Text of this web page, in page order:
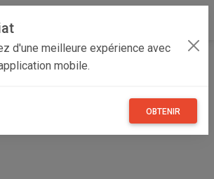
d'une meilleure expérience avec
mobile.
OBTENIR
Immobilier